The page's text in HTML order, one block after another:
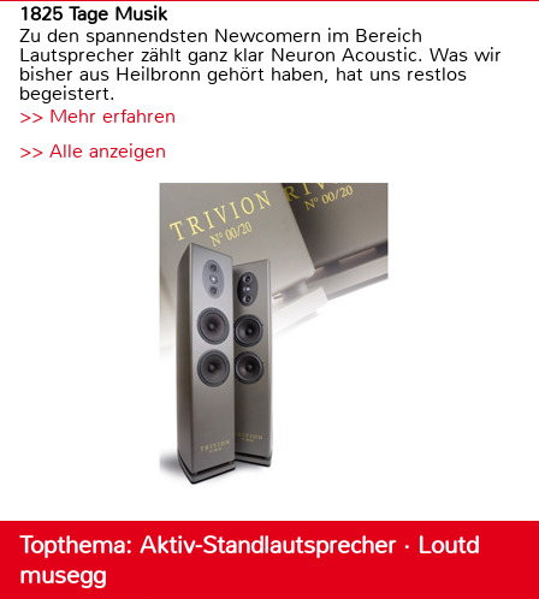
1825 Tage Musik
Zu den spannendsten Newcomern im Bereich
Lautsprecher zählt ganz klar Neuron Acoustic. Was wir
bisher aus Heilbronn gehört haben, hat uns restlos
begeistert.
>> Mehr erfahren
>> Alle anzeigen
Topthema: Aktiv-Standlautsprecher · Loutd
musegg